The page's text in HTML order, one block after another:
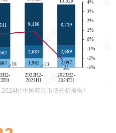
中国药品市场分析报告》